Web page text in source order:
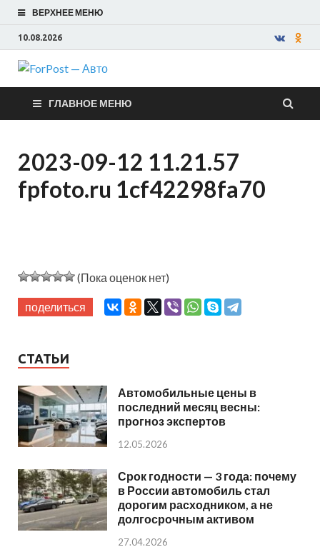
ВЕРХНЕЕ МЕНЮ
10.08.2026
ForPost —
Авто
ГЛАВНОЕ МЕНЮ
2023-09-12 11.21.57
fpfoto.ru 1cf42298fa70
(Пока оценок нет)
поделиться
СТАТЬИ
Автомобильные цены в
последний месяц весны:
прогноз экспертов
12.05.2026
Срок годности — 3 года: почему
в России автомобиль стал
дорогим расходником, а не
долгосрочным активом
27.04.2026